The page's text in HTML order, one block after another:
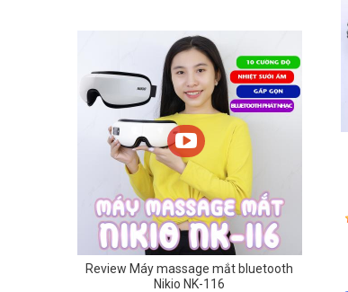
Review Máy massage mắt bluetooth
Nikio NK-116